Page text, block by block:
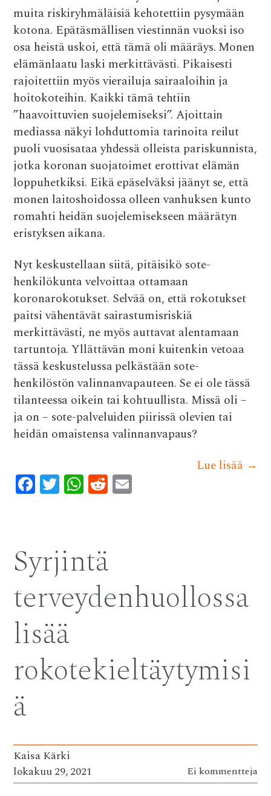
b
o
o
k
te
r
s
A
p
p
di
t
l
muita riskiryhmäläisiä kehotettiin pysymään
kotona. Epätäsmällisen viestinnän vuoksi iso
osa heistä uskoi, että tämä oli määräys. Monen
elämänlaatu laski merkittävästi. Pikaisesti
rajoitettiin myös vierailuja sairaaloihin ja
hoitokoteihin. Kaikki tämä tehtiin
”haavoittuvien suojelemiseksi”. Ajoittain
mediassa näkyi lohduttomia tarinoita reilut
puoli vuosisataa yhdessä olleista pariskunnista,
jotka koronan suojatoimet erottivat elämän
loppuhetkiksi. Eikä epäselväksi jäänyt se, että
monen laitoshoidossa olleen vanhuksen kunto
romahti heidän suojelemisekseen määrätyn
eristyksen aikana.
Nyt keskustellaan siitä, pitäisikö sote-
henkilökunta velvoittaa ottamaan
koronarokotukset. Selvää on, että rokotukset
paitsi vähentävät sairastumisriskiä
merkittävästi, ne myös auttavat alentamaan
tartuntoja. Yllättävän moni kuitenkin vetoaa
tässä keskustelussa pelkästään sote-
henkilöstön valinnanvapauteen. Se ei ole tässä
tilanteessa oikein tai kohtuullista. Missä oli –
ja on – sote-palveluiden piirissä olevien tai
heidän omaistensa valinnanvapaus?
Lue lisää →
F
ac
o
o
k
T
w
r
W
h
A
p
p
R
e
Syrjintä
terveydenhuollossa
lisää
rokotekieltäytymisi
ä
Kaisa Kärki
lokakuu 29, 2021
Ei kommentteja